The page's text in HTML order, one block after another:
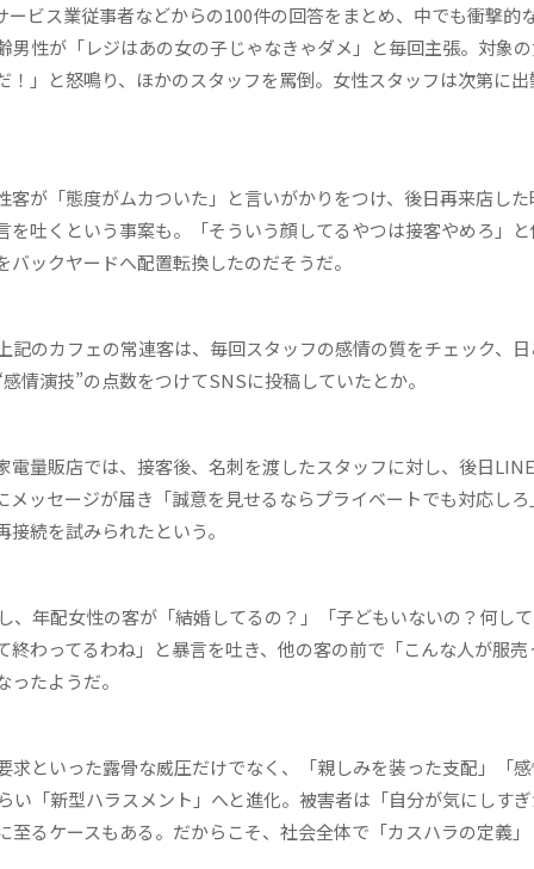
ビス業従事者などからの100件の回答をまとめ、中でも衝撃的
性が「レジはあの女の子じゃなきゃダメ」と毎回主張。対象
」と怒鳴り、ほかのスタッフを罵倒。女性スタッフは次第に出
が「態度がムカついた」と言いがかりをつけ、後日再来店した
吐くという事案も。「そういう顔してるやつは接客やめろ」と
ックヤードへ配置転換したのだそうだ。
のカフェの常連客は、毎回スタッフの感情の質をチェック、日
情演技”の点数をつけてSNSに投稿していたとか。
量販店では、接客後、名刺を渡したスタッフに対し、後日
ッセージが届き「誠意を見せるならプライベートでも対応し
続を試みられたという。
年配女性の客が「結婚してるの？」「子どもいないの？何して
わってるわね」と暴言を吐き、他の客の前で「こんな人が服売
たようだ。
といった露骨な威圧だけでなく、「親しみを装った支配」「
「新型ハラスメント」へと進化。被害者は「自分が気にしす
るケースもある。だからこそ、社会全体で「カスハラの定義